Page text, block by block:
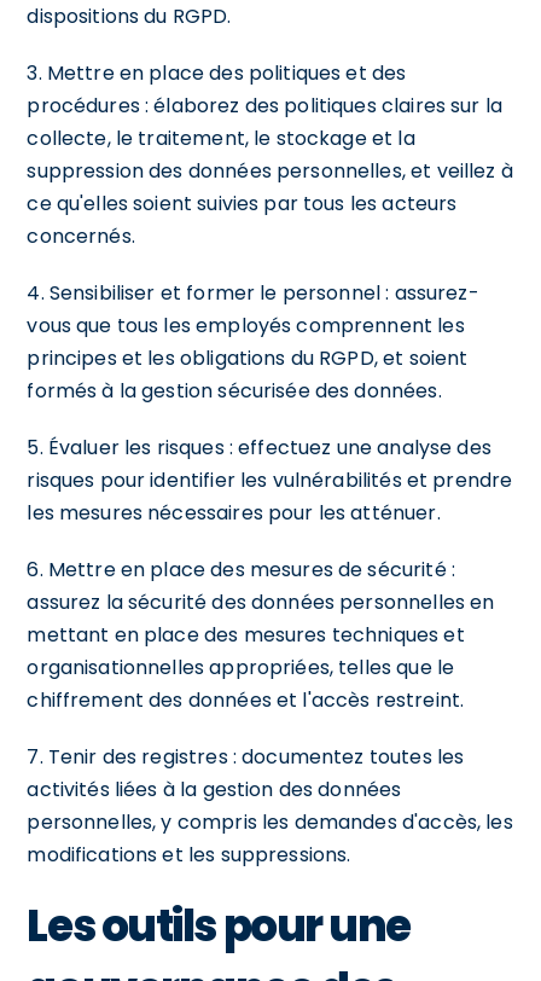
dispositions du RGPD.
3. Mettre en place des politiques et des
procédures : élaborez des politiques claires sur la
collecte, le traitement, le stockage et la
suppression des données personnelles, et veillez à
ce qu'elles soient suivies par tous les acteurs
concernés.
4. Sensibiliser et former le personnel : assurez-
vous que tous les employés comprennent les
principes et les obligations du RGPD, et soient
formés à la gestion sécurisée des données.
5. Évaluer les risques : effectuez une analyse des
risques pour identifier les vulnérabilités et prendre
les mesures nécessaires pour les atténuer.
6. Mettre en place des mesures de sécurité :
assurez la sécurité des données personnelles en
mettant en place des mesures techniques et
organisationnelles appropriées, telles que le
chiffrement des données et l'accès restreint.
7. Tenir des registres : documentez toutes les
activités liées à la gestion des données
personnelles, y compris les demandes d'accès, les
modifications et les suppressions.
Les outils pour une